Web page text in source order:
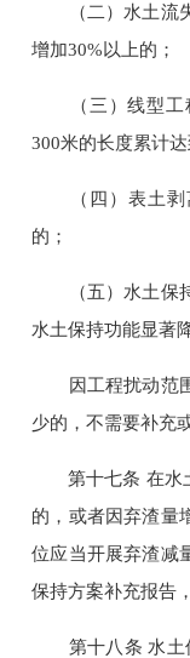
（二）水土流失
增加30%以上的；
（三）线型工程
300米的长度累计
（四）表土剥离
的；
（五）水土保持
水土保持功能显著
因工程扰动范围
少的，不需要补充
第十七条 在水土
的，或者因弃渣量
位应当开展弃渣减
保持方案补充报告
第十八条 水土